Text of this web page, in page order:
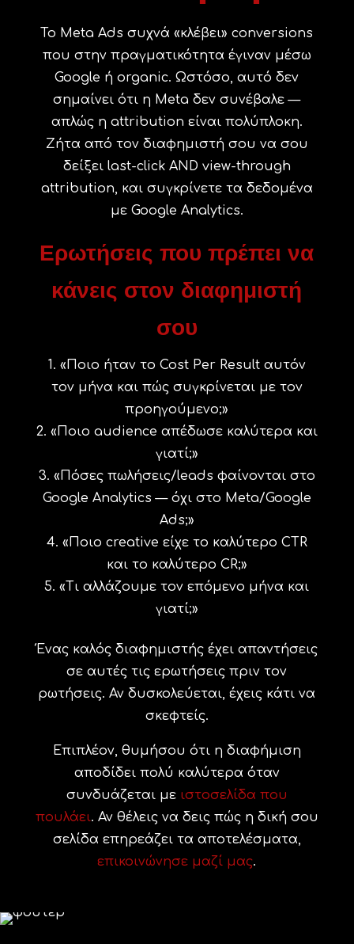
Το Meta Ads συχνά «κλέβει» conversions
που στην πραγματικότητα έγιναν μέσω
Google ή organic. Ωστόσο, αυτό δεν
σημαίνει ότι η Meta δεν συνέβαλε —
απλώς η attribution είναι πολύπλοκη.
Ζήτα από τον διαφημιστή σου να σου
δείξει last-click AND view-through
attribution, και συγκρίνετε τα δεδομένα
με Google Analytics.
Ερωτήσεις που πρέπει να
κάνεις στον διαφημιστή
σου
«Ποιο ήταν το Cost Per Result αυτόν
τον μήνα και πώς συγκρίνεται με τον
προηγούμενο;»
«Ποιο audience απέδωσε καλύτερα και
γιατί;»
«Πόσες πωλήσεις/leads φαίνονται στο
Google Analytics — όχι στο Meta/Google
Ads;»
«Ποιο creative είχε το καλύτερο CTR
και το καλύτερο CR;»
«Τι αλλάζουμε τον επόμενο μήνα και
γιατί;»
Ένας καλός διαφημιστής έχει απαντήσεις
σε αυτές τις ερωτήσεις πριν τον
ρωτήσεις. Αν δυσκολεύεται, έχεις κάτι να
σκεφτείς.
Επιπλέον, θυμήσου ότι η διαφήμιση
αποδίδει πολύ καλύτερα όταν
συνδυάζεται με ιστοσελίδα που
πουλάει. Αν θέλεις να δεις πώς η δική σου
σελίδα επηρεάζει τα αποτελέσματα,
επικοινώνησε μαζί μας.